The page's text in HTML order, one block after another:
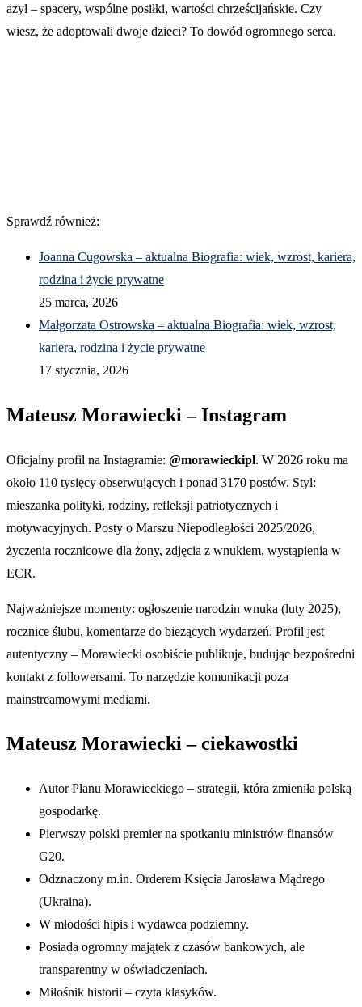
azyl – spacery, wspólne posiłki, wartości chrześcijańskie. Czy
wiesz, że adoptowali dwoje dzieci? To dowód ogromnego serca.
Sprawdź również:
Joanna Cugowska – aktualna Biografia: wiek, wzrost, kariera,
rodzina i życie prywatne
25 marca, 2026
Małgorzata Ostrowska – aktualna Biografia: wiek, wzrost,
kariera, rodzina i życie prywatne
17 stycznia, 2026
Mateusz Morawiecki – Instagram
Oficjalny profil na Instagramie: @morawieckipl. W 2026 roku ma
około 110 tysięcy obserwujących i ponad 3170 postów. Styl:
mieszanka polityki, rodziny, refleksji patriotycznych i
motywacyjnych. Posty o Marszu Niepodległości 2025/2026,
życzenia rocznicowe dla żony, zdjęcia z wnukiem, wystąpienia w
ECR.
Najważniejsze momenty: ogłoszenie narodzin wnuka (luty 2025),
rocznice ślubu, komentarze do bieżących wydarzeń. Profil jest
autentyczny – Morawiecki osobiście publikuje, budując bezpośredni
kontakt z followersami. To narzędzie komunikacji poza
mainstreamowymi mediami.
Mateusz Morawiecki – ciekawostki
Autor Planu Morawieckiego – strategii, która zmieniła polską
gospodarkę.
Pierwszy polski premier na spotkaniu ministrów finansów
G20.
Odznaczony m.in. Orderem Księcia Jarosława Mądrego
(Ukraina).
W młodości hipis i wydawca podziemny.
Posiada ogromny majątek z czasów bankowych, ale
transparentny w oświadczeniach.
Miłośnik historii – czyta klasyków.